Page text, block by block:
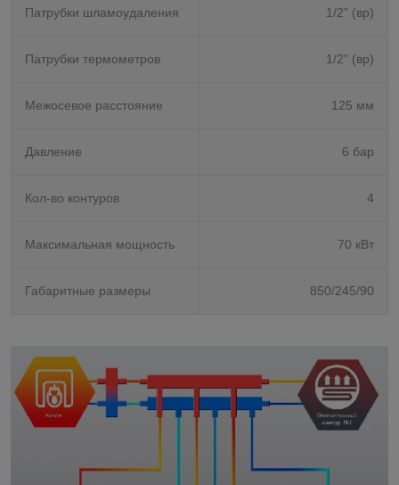
Патрубки шламоудаления 1/2” (вр)
Патрубки термометров 1/2” (вр)
Межосевое расстояние 125 мм
Давление 6 бар
Кол-во контуров 4
Максимальная мощность 70 кВт
Габаритные размеры 850/245/90